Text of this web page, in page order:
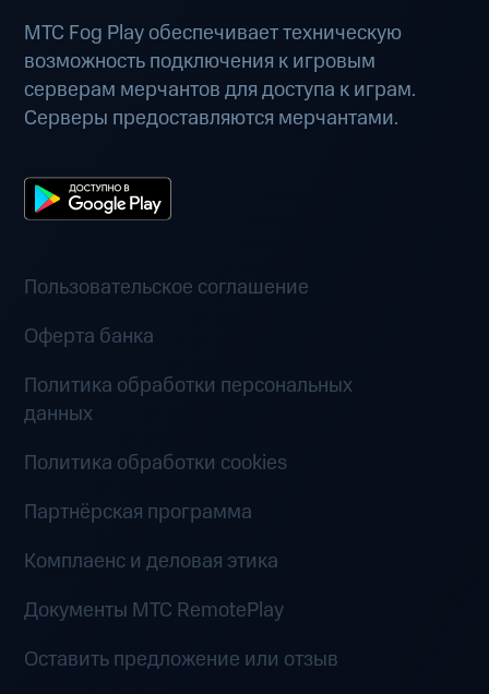
МТС Fog Play обеспечивает техническую
возможность подключения к игровым
серверам мерчантов для доступа к играм.
Серверы предоставляются мерчантами.
Пользовательское соглашение
Оферта банка
Политика обработки персональных
данных
Политика обработки cookies
Партнёрская программа
Комплаенс и деловая этика
Документы MTC RemotePlay
Оставить предложение или отзыв